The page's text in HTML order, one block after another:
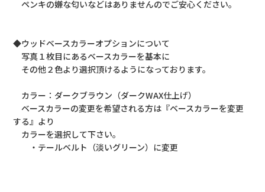
ペンキの嫌な匂いなどはありませんのでご安心ください。
◆ウッドベースカラーオプションについて
写真１枚目にあるベースカラーを基本に
その他２色より選択頂けるようになっております。
カラー：ダークブラウン（ダークWAX仕上げ）
ベースカラーの変更を希望される方は『ベースカラーを変更
する』より
カラーを選択して下さい。
・テールベルト（淡いグリーン）に変更